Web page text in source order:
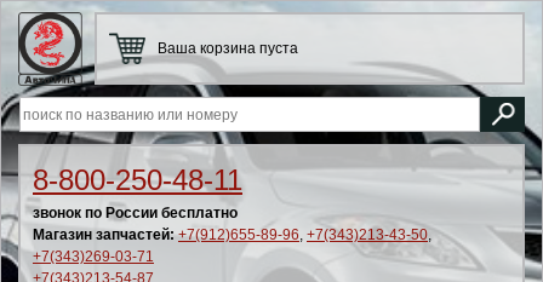
8-800-250-48-11
звонок по России бесплатно
Магазин запчастей: +7(912)655-89-96, +7(343)213-43-50,
+7(343)269-03-71
+7(343)213-54-87
Ваша корзина пуста